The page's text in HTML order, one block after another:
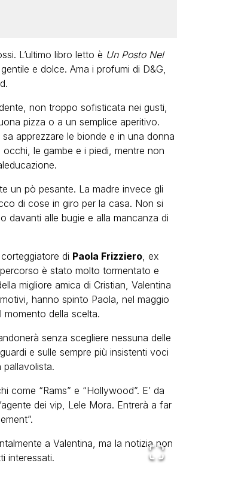
L’ultimo libro letto è Un Posto Nel
e dolce. Ama i profumi di D&G,
non troppo sofisticata nei gusti,
pizza o a un semplice aperitivo.
apprezzare le bionde e in una donna
le gambe e i piedi, mentre non
un pò pesante. La madre invece gli
di cose in giro per la casa. Non si
davanti alle bugie e alla mancanza di
di Paola Frizziero , ex
è stato molto tormentato e
migliore amica di Cristian, Valentina
hanno spinto Paola, nel maggio
della scelta.
senza scegliere nessuna delle
e sulle sempre più insistenti voci
“Rams” e “Hollywood”. E’ da
dei vip, Lele Mora. Entrerà a far
a Valentina, ma la notizia non
interessati.